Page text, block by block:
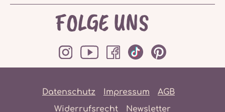
FOLGE UNS
Datenschutz Impressum
AGB
Widerrufsrecht
Newsletter